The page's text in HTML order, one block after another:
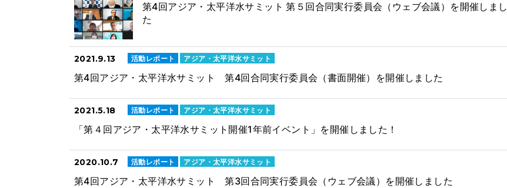
第4回アジア・太平洋水サミット 第５回合同実行委員会（ウェブ会議）を開催しまし
た
2021.9.13 活動レポート アジア・太平洋水サミット
第4回アジア・太平洋水サミット 第4回合同実行委員会（書面開催）を開催しました
2021.5.18 活動レポート アジア・太平洋水サミット
「第４回アジア・太平洋水サミット開催1年前イベント」を開催しました！
2020.10.7 活動レポート アジア・太平洋水サミット
第4回アジア・太平洋水サミット 第3回合同実行委員会（ウェブ会議）を開催しました